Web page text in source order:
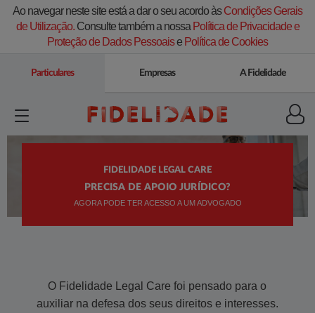
Ao navegar neste site está a dar o seu acordo àsCondições Gerais
de Utilização.Consulte também a nossa Política de Privacidade e
Proteção de Dados Pessoaise Política de Cookies
Particulares Empresas A Fidelidade
FIDELIDADE LEGAL CARE
PRECISA DE APOIO JURÍDICO?
AGORA PODE TER ACESSO A UM ADVOGADO
​O Fidelidade Legal Care foi pensado para o
auxiliar na defesa dos seus direitos e interesses.